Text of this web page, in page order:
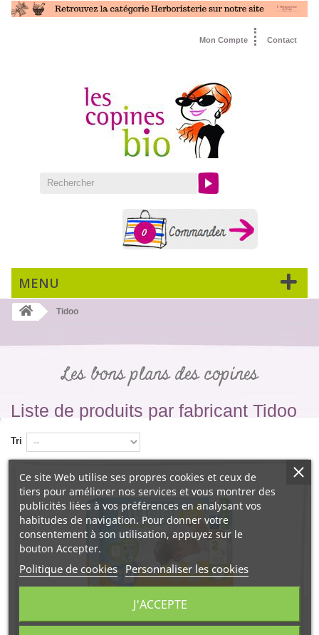
Contact
Mon Compte
0
MENU
Tidoo
Les bons plans des copines
Liste de produits par fabricant Tidoo
Tri
Ce site Web utilise ses propres cookies et ceux de
tiers pour améliorer nos services et vous montrer des
publicités liées à vos préférences en analysant vos
habitudes de navigation. Pour donner votre
consentement à son utilisation, appuyez sur le
bouton Accepter.
Politique de cookies Personnaliser les cookies
J'ACCEPTE